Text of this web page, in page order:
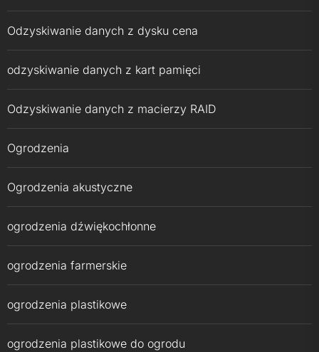
Odzyskiwanie danych z dysku cena
odzyskiwanie danych z kart pamięci
Odzyskiwanie danych z macierzy RAID
Ogrodzenia
Ogrodzenia akustyczne
ogrodzenia dźwiękochłonne
ogrodzenia farmerskie
ogrodzenia plastikowe
ogrodzenia plastikowe do ogrodu